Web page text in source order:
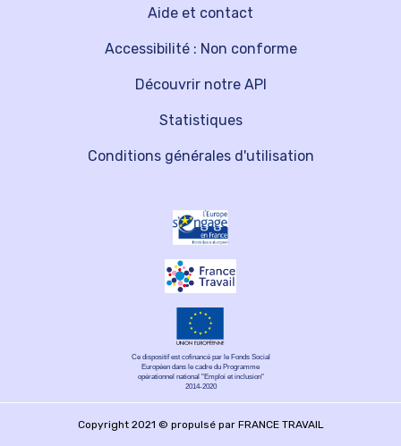
Découvrir notre API
Aide et contact
Statistiques
Accessibilité : Non conforme
Conditions générales d'utilisation
Ce dispositif est cofinancé par le Fonds Social
Européen dans le cadre du Programme
opérationnel national "Emploi et inclusion"
2014-2020
Copyright 2021 © propulsé par FRANCE TRAVAIL